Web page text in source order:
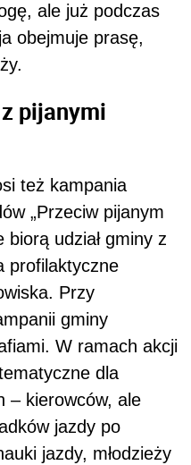
ale już podczas
obejmuje prasę,
pijanymi
też kampania
„Przeciw pijanym
udział gminy z
profilaktyczne
Przy
gminy
W ramach akcji
dla
– kierowców, ale
jazdy po
jazdy, młodzieży